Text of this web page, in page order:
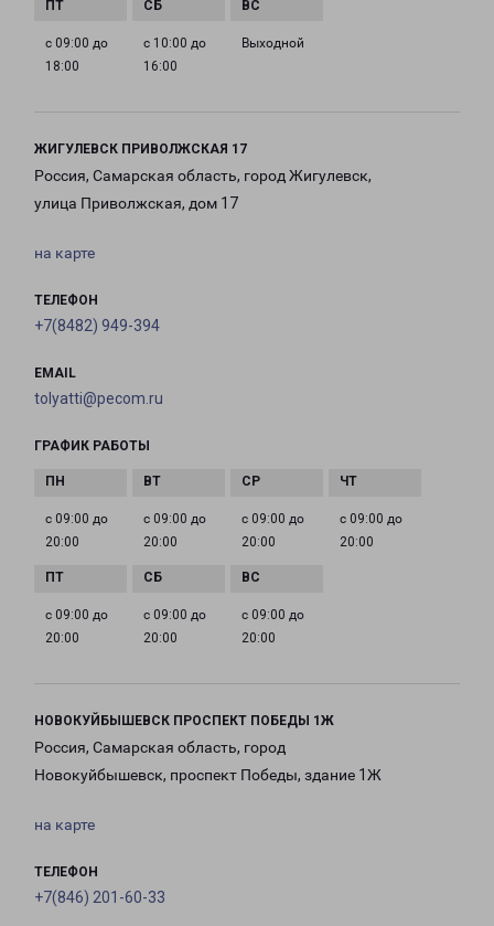
с 09:00 до
18:00
с 10:00 до
16:00
Выходной
ЖИГУЛЕВСК ПРИВОЛЖСКАЯ 17
Россия, Самарская область, город Жигулевск,
улица Приволжская, дом 17
на карте
ТЕЛЕФОН
+7(8482) 949-394
EMAIL
tolyatti@pecom.ru
ГРАФИК РАБОТЫ
с 09:00 до
20:00
с 09:00 до
20:00
с 09:00 до
20:00
с 09:00 до
20:00
с 09:00 до
20:00
с 09:00 до
20:00
с 09:00 до
20:00
НОВОКУЙБЫШЕВСК ПРОСПЕКТ ПОБЕДЫ 1Ж
Россия, Самарская область, город
Новокуйбышевск, проспект Победы, здание 1Ж
на карте
ТЕЛЕФОН
+7(846) 201-60-33